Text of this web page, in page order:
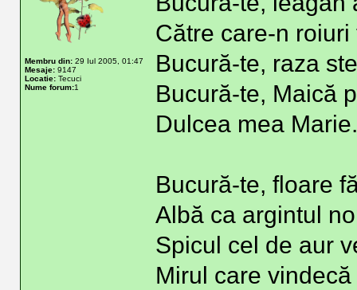
Membru din: 29 Iul 2005, 01:47
Mesaje: 9147
Locatie: Tecuci
Nume forum:1
Către care-n
Bucură-te, raza
Bucură-te, Maică
Dulcea mea Marie.
Bucură-te, floare
Albă ca argintul
Spicul cel de aur
Mirul care